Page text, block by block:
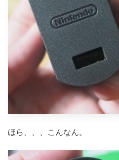
ほら、、、こんなん。